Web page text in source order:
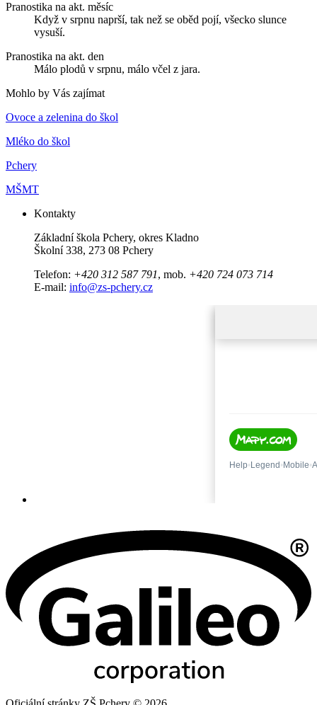
Pranostika na akt. měsíc
Když v srpnu naprší, tak než se oběd pojí, všecko slunce
vysuší.
Pranostika na akt. den
Málo plodů v srpnu, málo včel z jara.
Mohlo by Vás zajímat
Ovoce a zelenina do škol
Mléko do škol
Pchery
MŠMT
Kontakty
Základní škola Pchery, okres Kladno
Školní 338, 273 08 Pchery
Telefon: +420 312 587 791, mob. +420 724 073 714
E-mail: info@zs-pchery.cz